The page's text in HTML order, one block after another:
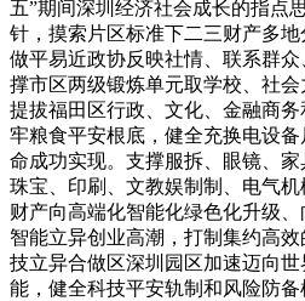
五”期间深圳经济社会成长的指点
针，摸索片区标准下二三财产多
做平易近政协反映社情、联系群
撑市区两级锻炼单元取学校、社
提拔福田区行政、文化、金融商
牢粮食平安根底，健全充换电设
命成功实现。支撑服拆、眼镜、
珠宝、印刷、文教娱制制、电气
财产向高端化智能化绿色化升级
智能立异创业高潮，打制集约高
技立异合做区深圳园区加速迈向
能，健全科技平安轨制和风险防